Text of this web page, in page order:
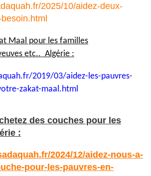
2025/10/aidez-deux-
Maal pour les familles
etc.. Algérie :
2019/03/aidez-les-pauvres-
zakat-maal.html
des couches pour les
:
2024/12/aidez-nous-a-
pour-les-pauvres-en-